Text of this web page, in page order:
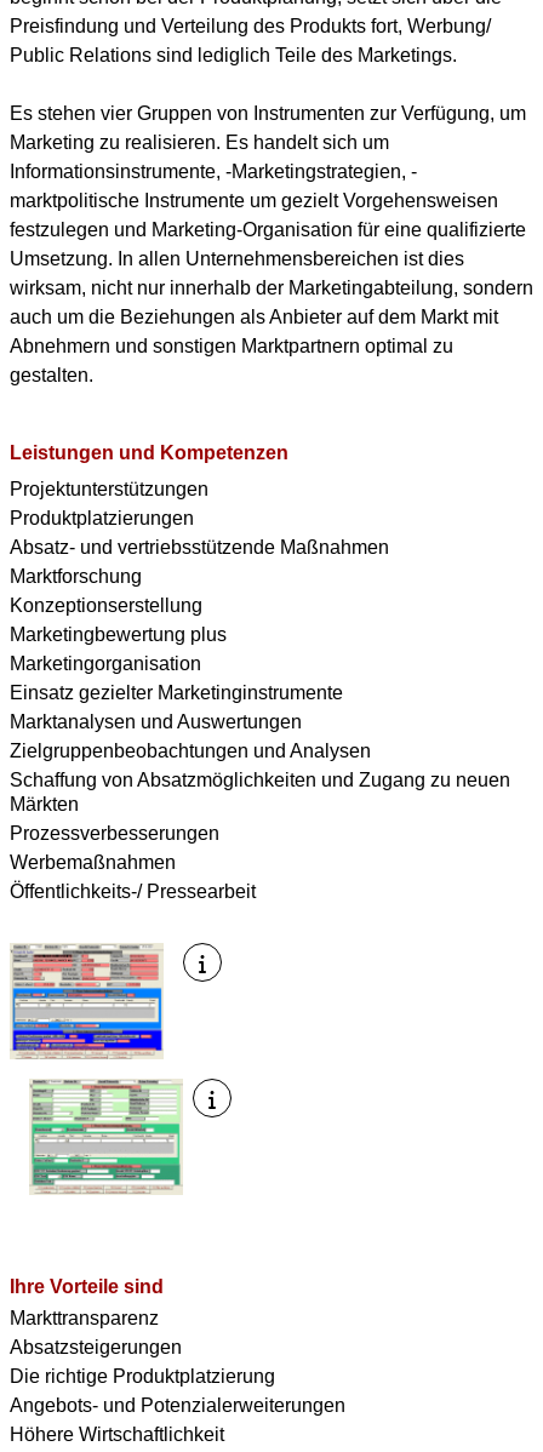
Preisfindung und Verteilung des Produkts fort, Werbung/
Public Relations sind lediglich Teile des Marketings.
Es stehen vier Gruppen von Instrumenten zur Verfügung, um
Marketing zu realisieren. Es handelt sich um
Informationsinstrumente, -Marketingstrategien, -
marktpolitische Instrumente um gezielt Vorgehensweisen
festzulegen und Marketing-Organisation für eine qualifizierte
Umsetzung. In allen Unternehmensbereichen ist dies
wirksam, nicht nur innerhalb der Marketingabteilung, sondern
auch um die Beziehungen als Anbieter auf dem Markt mit
Abnehmern und sonstigen Marktpartnern optimal zu
gestalten.
Leistungen und Kompetenzen
Projektunterstützungen
Produktplatzierungen
Absatz- und vertriebsstützende Maßnahmen
Marktforschung
Konzeptionserstellung
Marketingbewertung plus
Marketingorganisation
Einsatz gezielter Marketinginstrumente
Marktanalysen und Auswertungen
Zielgruppenbeobachtungen und Analysen
Schaffung von Absatzmöglichkeiten und Zugang zu neuen
Märkten
Prozessverbesserungen
Werbemaßnahmen
Öffentlichkeits-/ Pressearbeit
Ihre Vorteile sind
Markttransparenz
Absatzsteigerungen
Die richtige Produktplatzierung
Angebots- und Potenzialerweiterungen
Höhere Wirtschaftlichkeit